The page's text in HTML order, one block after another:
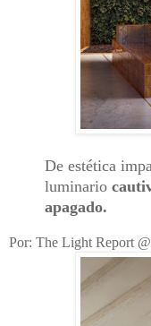
De estética
luminario
apagado.
Por: The Light Report